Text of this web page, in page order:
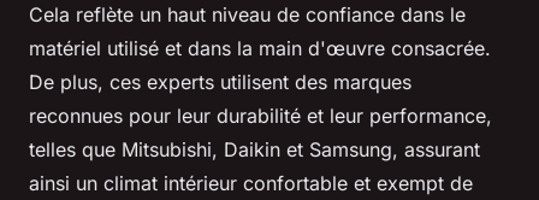
Cela reflète un haut niveau de confiance dans le
matériel utilisé et dans la main d'œuvre consacrée.
De plus, ces experts utilisent des marques
reconnues pour leur durabilité et leur performance,
telles que Mitsubishi, Daikin et Samsung, assurant
ainsi un climat intérieur confortable et exempt de